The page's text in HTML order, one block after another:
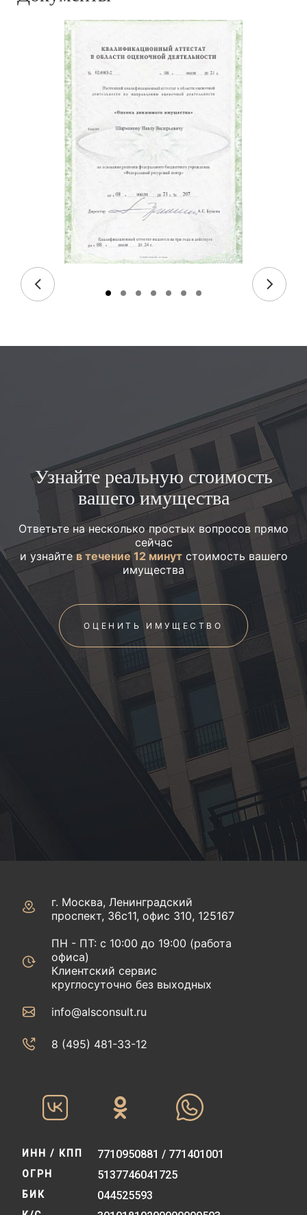
Узнайте реальную стоимость
вашего имущества
Ответьте на несколько простых вопросов прямо
сейчас
и узнайтев течение 12 минутстоимость вашего
имущества
ОЦЕНИТЬ ИМУЩЕСТВО
г. Москва, Ленинградский
проспект, 36с11, офис 310, 125167
ПН - ПТ: с 10:00 до 19:00 (работа
офиса)
Клиентский сервис
круглосуточно без выходных
info@alsconsult.ru
8 (495) 481-33-12‬‬
ИНН / КПП 7710950881 / 771401001
ОГРН 5137746041725
БИК 044525593